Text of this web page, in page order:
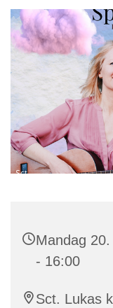
Mandag
- 16:00
Sct. Lukas